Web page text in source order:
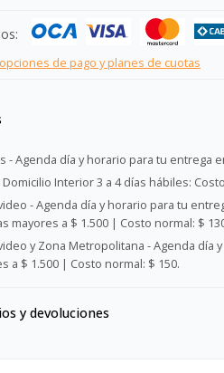
de pago y planes de cuotas
- Agenda día y horario para tu entrega
Domicilio Interior 3 a 4 días hábiles:
- Agenda día y horario para tu
mayores a $ 1.500 | Costo normal: $
y Zona Metropolitana - Agenda día
a $ 1.500 | Costo normal: $ 150.
y devoluciones